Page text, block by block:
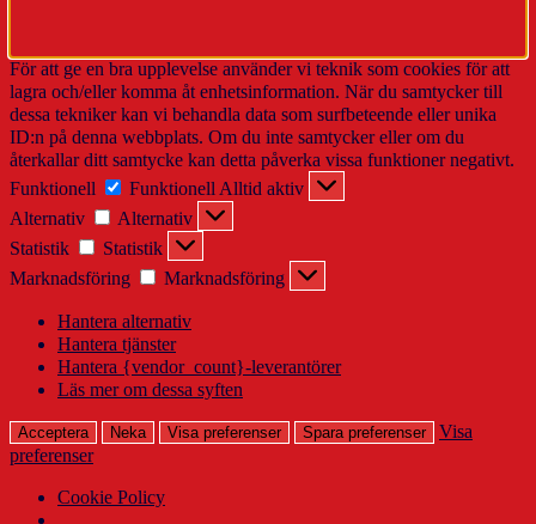
För att ge en bra upplevelse använder vi teknik som cookies för att
lagra och/eller komma åt enhetsinformation. När du samtycker till
dessa tekniker kan vi behandla data som surfbeteende eller unika
ID:n på denna webbplats. Om du inte samtycker eller om du
återkallar ditt samtycke kan detta påverka vissa funktioner negativt.
Funktionell
Funktionell Alltid aktiv
Alternativ
Alternativ
Statistik
Statistik
Marknadsföring
Marknadsföring
Hantera alternativ
Hantera tjänster
Hantera {vendor_count}-leverantörer
Läs mer om dessa syften
Acceptera Neka Visa preferenser Spara preferenser
Visa
preferenser
Cookie Policy